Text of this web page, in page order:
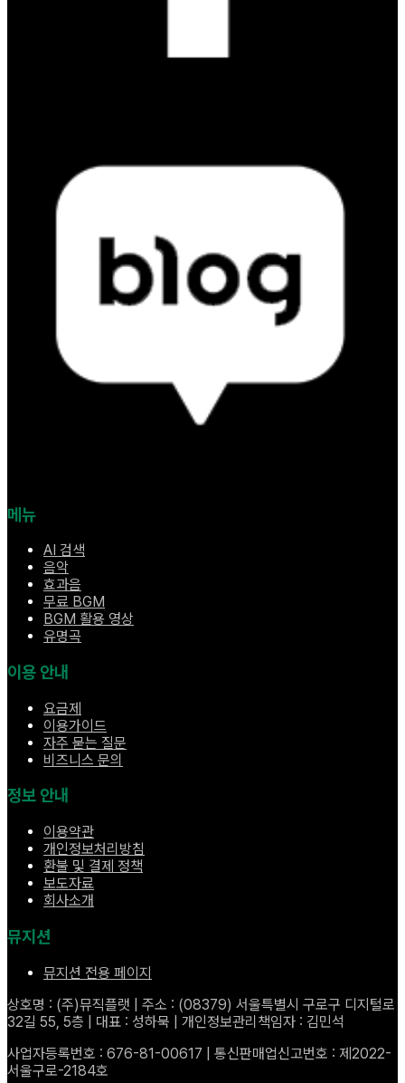
메뉴
AI 검색
음악
효과음
무료 BGM
BGM 활용 영상
유명곡
이용 안내
요금제
이용가이드
자주 묻는 질문
비즈니스 문의
정보 안내
이용약관
개인정보처리방침
환불 및 결제 정책
보도자료
회사소개
뮤지션
뮤지션 전용 페이지
상호명 : (주)뮤직플랫 | 주소 : (08379) 서울특별시 구로구 디지털로
32길 55, 5층 | 대표 : 성하묵 | 개인정보관리책임자 : 김민석
사업자등록번호 : 676-81-00617 | 통신판매업신고번호 : 제2022-
서울구로-2184호